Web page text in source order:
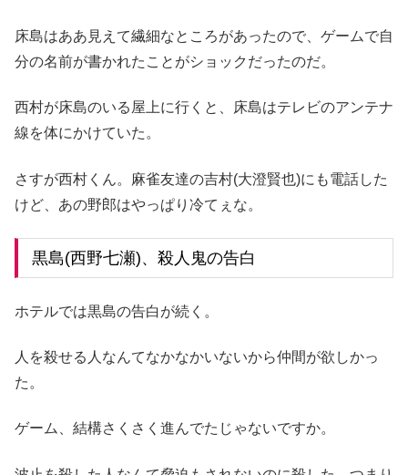
床島はああ見えて繊細なところがあったので、ゲームで自
分の名前が書かれたことがショックだったのだ。
西村が床島のいる屋上に行くと、床島はテレビのアンテナ
線を体にかけていた。
さすが西村くん。麻雀友達の吉村(大澄賢也)にも電話した
けど、あの野郎はやっぱり冷てぇな。
黒島(西野七瀬)、殺人鬼の告白
ホテルでは黒島の告白が続く。
人を殺せる人なんてなかなかいないから仲間が欲しかっ
た。
ゲーム、結構さくさく進んでたじゃないですか。